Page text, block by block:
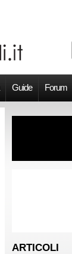
Guide Forum
ARTICOLI